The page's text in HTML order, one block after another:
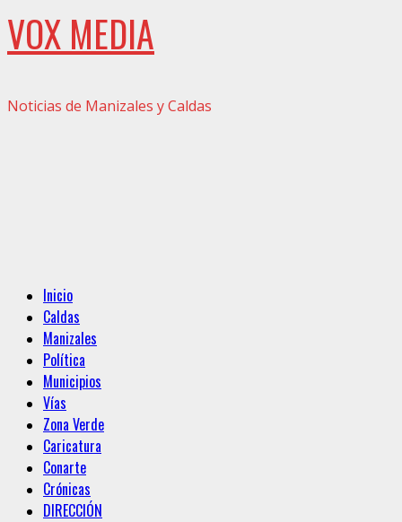
VOX MEDIA
Noticias de Manizales y Caldas
Menú
principal
Inicio
Caldas
Manizales
Política
Municipios
Vías
Zona Verde
Caricatura
Conarte
Crónicas
DIRECCIÓN